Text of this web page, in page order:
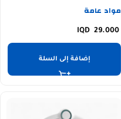
مواد عامة
29.000
إضافة إلى السلة